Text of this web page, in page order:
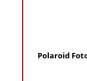
Polaroid